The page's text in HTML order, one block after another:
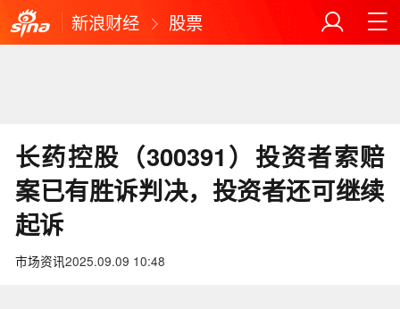
新浪财经 股票
长药控股（300391）投资者索赔
案已有胜诉判决，投资者还可继续
起诉
市场资讯2025.09.09 10:48